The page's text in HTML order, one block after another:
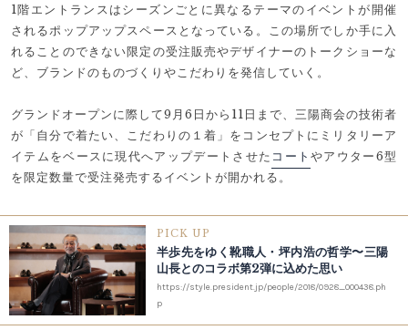
1階エントランスはシーズンごとに異なるテーマのイベントが開催
されるポップアップスペースとなっている。この場所でしか手に入
れることのできない限定の受注販売やデザイナーのトークショーな
ど、ブランドのものづくりやこだわりを発信していく。
グランドオープンに際して9月6日から11日まで、三陽商会の技術者
が「自分で着たい、こだわりの１着」をコンセプトにミリタリーア
イテムをベースに現代へアップデートさせた コートやアウター6型
を限定数量で受注発売するイベントが開かれる。
PICK UP
半歩先をゆく靴職人・坪内浩の哲学〜三陽
山長とのコラボ第2弾に込めた思い
https://style.president.jp/people/2018/0928_000438.ph
p